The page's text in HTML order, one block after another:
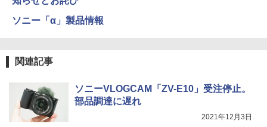
ソニー「α」製品情報
関連記事
ソニーVLOGCAM「ZV-E10」受注停止。
部品調達に遅れ
2021年12月3日